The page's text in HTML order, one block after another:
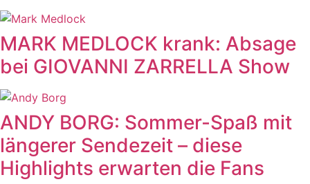
MARK MEDLOCK krank: Absage
bei GIOVANNI ZARRELLA Show
ANDY BORG: Sommer-Spaß mit
längerer Sendezeit – diese
Highlights erwarten die Fans